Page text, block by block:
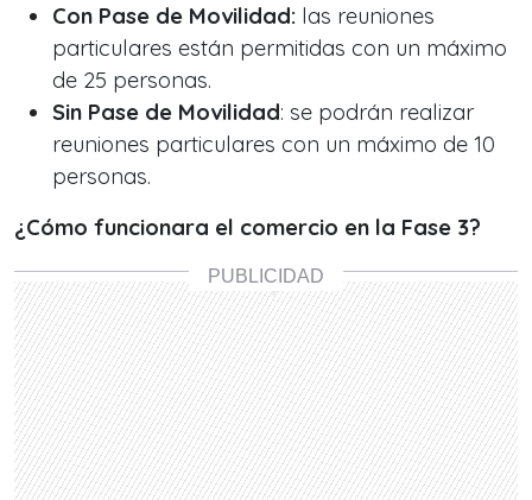
Con Pase de Movilidad: las reuniones
particulares están permitidas con un máximo
de 25 personas.
Sin Pase de Movilidad: se podrán realizar
reuniones particulares con un máximo de 10
personas.
¿Cómo funcionara el comercio en la Fase 3?